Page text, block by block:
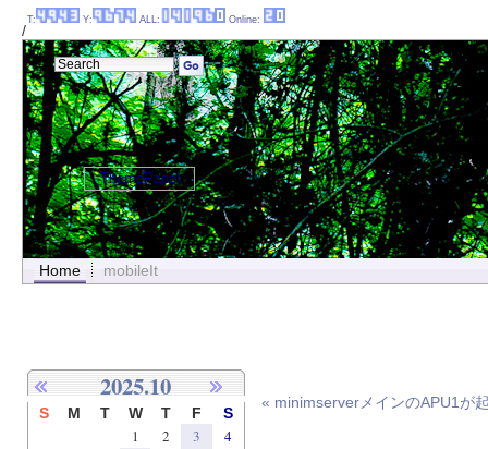
/
Home mobileIt
« minimserverメインのAPU1が
2025.10
S M T W T F S
1 2 3
4
T: Y: ALL: Online:
ThemePanel